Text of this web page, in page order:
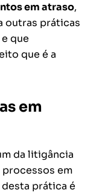
em atraso,
outras práticas
que
que é a
em
da litigância
em
prática é